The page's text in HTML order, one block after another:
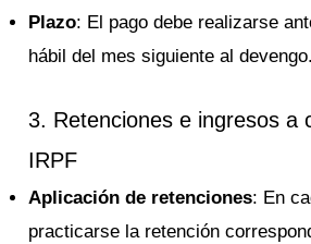
Plazo: El pago debe realizarse
hábil del mes siguiente al devengo.
3. Retenciones e ingresos a
IRPF
Aplicación de retenciones: En
practicarse la retención